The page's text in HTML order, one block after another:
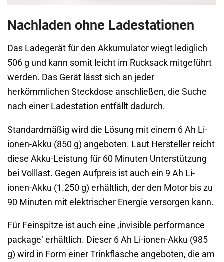
Nachladen ohne Ladestationen
Das Ladegerät für den Akkumulator wiegt lediglich
506 g und kann somit leicht im Rucksack mitgeführt
werden. Das Gerät lässt sich an jeder
herkömmlichen Steckdose anschließen, die Suche
nach einer Ladestation entfällt dadurch.
Standardmäßig wird die Lösung mit einem 6 Ah Li-
ionen-Akku (850 g) angeboten. Laut Hersteller reicht
diese Akku-Leistung für 60 Minuten Unterstützung
bei Volllast. Gegen Aufpreis ist auch ein 9 Ah Li-
ionen-Akku (1.250 g) erhältlich, der den Motor bis zu
90 Minuten mit elektrischer Energie versorgen kann.
Für Feinspitze ist auch eine ‚invisible performance
package‘ erhältlich. Dieser 6 Ah Li-ionen-Akku (985
g) wird in Form einer Trinkflasche angeboten, die am